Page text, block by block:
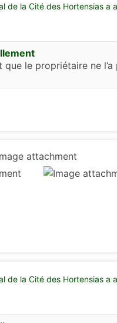
de la Cité des Hortensias a
le propriétaire ne
de la Cité des Hortensias a